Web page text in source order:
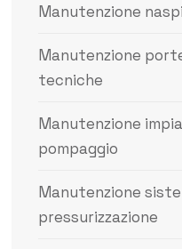
Manutenzione
Manutenzione
tecniche
Manutenzione
pompaggio
Manutenzione
pressurizzazione